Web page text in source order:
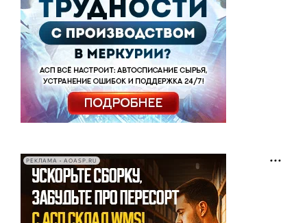
РЕКЛАМА • AOASP.RU